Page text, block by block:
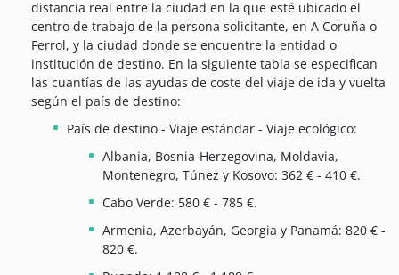
distancia real entre la ciudad en la que esté ubicado el
centro de trabajo de la persona solicitante, en A Coruña o
Ferrol, y la ciudad donde se encuentre la entidad o
institución de destino. En la siguiente tabla se especifican
las cuantías de las ayudas de coste del viaje de ida y vuelta
según el país de destino:
País de destino - Viaje estándar - Viaje ecológico:
Albania, Bosnia-Herzegovina, Moldavia,
Montenegro, Túnez y Kosovo: 362 € - 410 €.
Cabo Verde: 580 € - 785 €.
Armenia, Azerbayán, Georgia y Panamá: 820 € -
820 €.